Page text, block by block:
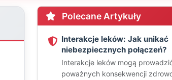
Polecane Artykuły
Interakcje leków: Jak unikać
niebezpiecznych połączeń?
Interakcje leków mogą
poważnych konsekwencji